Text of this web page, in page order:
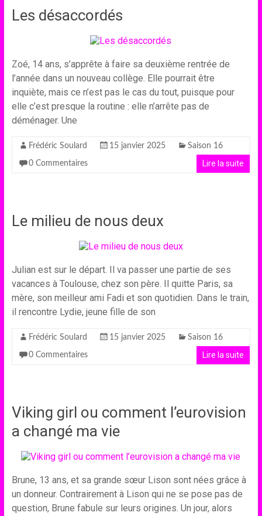
Les désaccordés
Zoé, 14 ans, s’apprête à faire sa deuxième rentrée de
l’année dans un nouveau collège. Elle pourrait être
inquiète, mais ce n’est pas le cas du tout, puisque pour
elle c’est presque la routine : elle n’arrête pas de
déménager. Une
Frédéric Soulard 15 janvier 2025 Saison 16
0 Commentaires Lire la suite
Le milieu de nous deux
Julian est sur le départ. Il va passer une partie de ses
vacances à Toulouse, chez son père. Il quitte Paris, sa
mère, son meilleur ami Fadi et son quotidien. Dans le train,
il rencontre Lydie, jeune fille de son
Frédéric Soulard 15 janvier 2025 Saison 16
0 Commentaires Lire la suite
Viking girl ou comment l’eurovision
a changé ma vie
Brune, 13 ans, et sa grande sœur Lison sont nées grâce à
un donneur. Contrairement à Lison qui ne se pose pas de
question, Brune fabule sur leurs origines. Un jour, alors